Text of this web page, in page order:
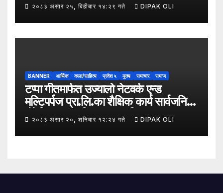
समावेशी रूपान्तरणका लागि मूल्य शृङ्खला
(VITA) कार्यक्रम अन्तर्गत तरकारी उत्पादक
किसान र व्यापारीबीच व्यवसाय विस्तार सम्बन्धी
२०८३ असार २५, बिहीबार १४:२९ गते DIPAK OLI
BANNER आर्थिक कला/साहित्य प्रदेश ५ मुख्य समाचार समाज
टप्पा गीतमार्फत उज्यालो नेटवर्क एन्ड
मल्टिपर्पज प्रा.लि.का शैक्षिक कार्य सार्वजनिक
हुँदै शिक्षा, सामाजिक उत्तरदायित्व र
सकारात्मक सन्देशलाई
२०८३ असार २०, शनिबार १२:२४ गते DIPAK OLI